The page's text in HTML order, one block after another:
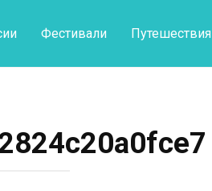
Фестивали Путешествия